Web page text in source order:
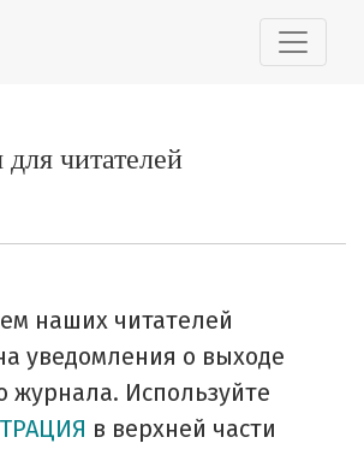
читателей
наших читателей
уведомления о выходе
журнала. Используйте
в верхней части